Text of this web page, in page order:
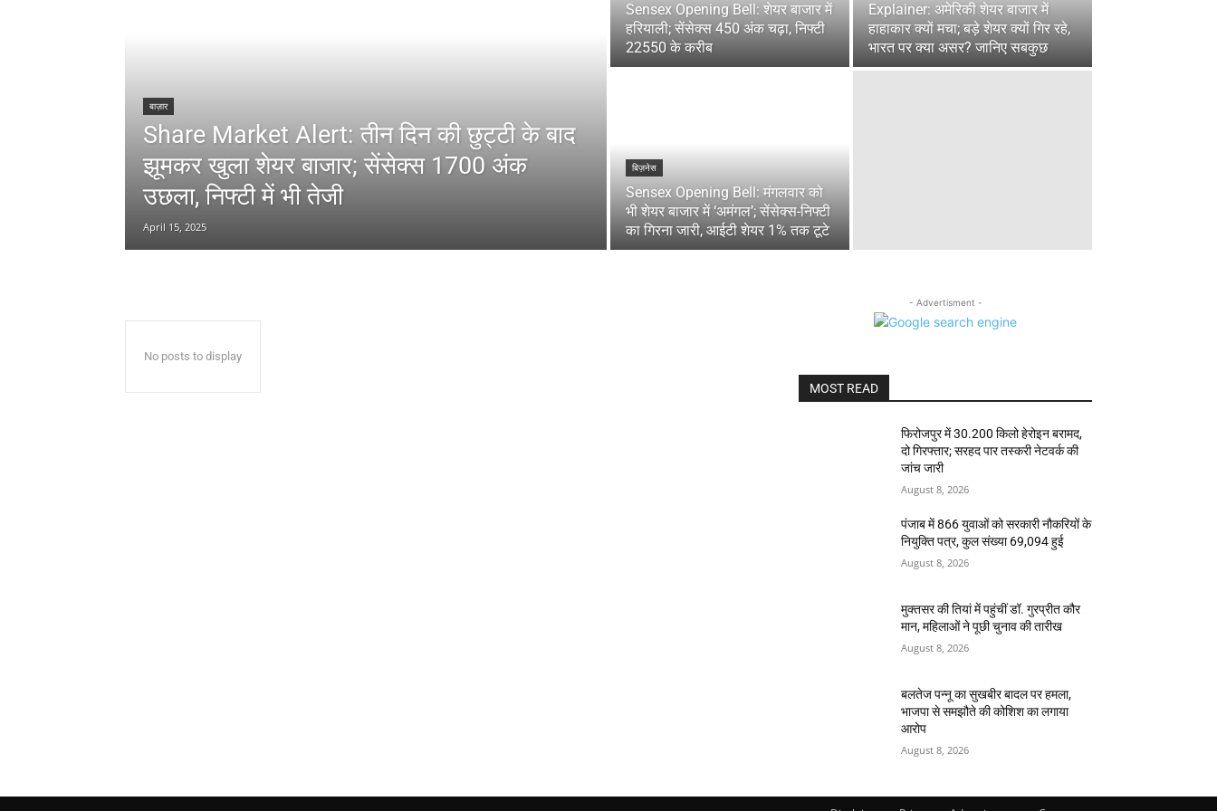
बाज़ार
Share Market Alert: तीन दिन की छुट्टी के बाद
झूमकर खुला शेयर बाजार; सेंसेक्स 1700 अंक
उछला, निफ्टी में भी तेजी
April 15, 2025
Sensex Opening Bell: शेयर बाजार में
हरियाली; सेंसेक्स 450 अंक चढ़ा, निफ्टी
22550 के करीब
Explainer: अमेरिकी शेयर बाजार में
हाहाकार क्यों मचा; बड़े शेयर क्यों गिर रहे,
भारत पर क्या असर? जानिए सबकुछ
बिज़नेस
Sensex Opening Bell: मंगलवार को
भी शेयर बाजार में ‘अमंगल’; सेंसेक्स-निफ्टी
का गिरना जारी, आईटी शेयर 1% तक टूटे
No posts to display
- Advertisment -
MOST READ
फिरोजपुर में 30.200 किलो हेरोइन बरामद,
दो गिरफ्तार; सरहद पार तस्करी नेटवर्क की
जांच जारी
August 8, 2026
पंजाब में 866 युवाओं को सरकारी नौकरियों के
नियुक्ति पत्र, कुल संख्या 69,094 हुई
August 8, 2026
मुक्तसर की तियां में पहुंचीं डॉ. गुरप्रीत कौर
मान, महिलाओं ने पूछी चुनाव की तारीख
August 8, 2026
बलतेज पन्नू का सुखबीर बादल पर हमला,
भाजपा से समझौते की कोशिश का लगाया
आरोप
August 8, 2026